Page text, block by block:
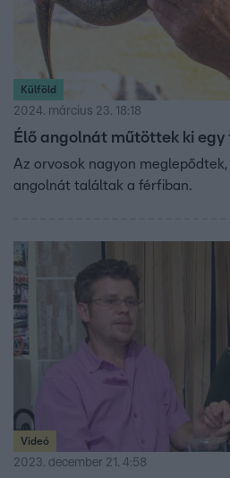
Külföld
2024. március 23. 18:18
Élő angolnát műtöttek ki
Az orvosok nagyon
angolnát találtak a férfiban.
Videó
2023. december 21. 4:58